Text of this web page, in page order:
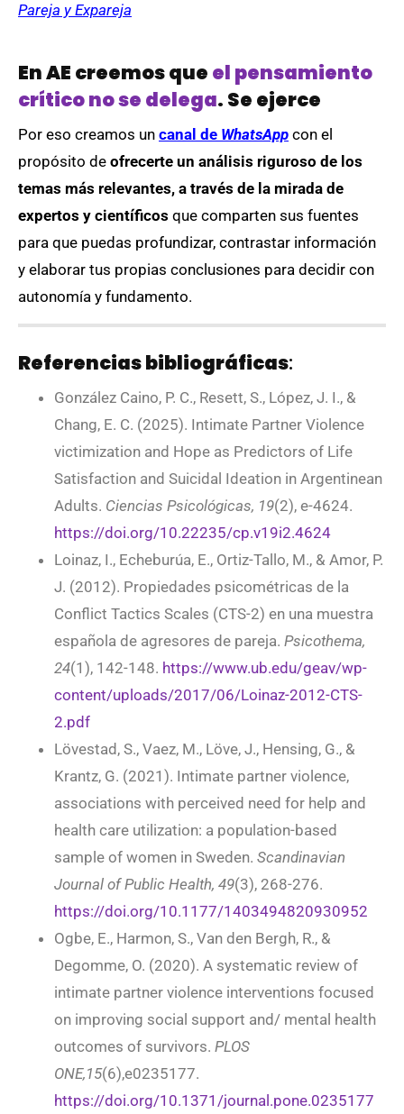
Pareja y Expareja
En AE creemos que el pensamiento
crítico no se delega. Se ejerce
Por eso creamos un canal de WhatsApp con el
propósito de ofrecerte un análisis riguroso de los
temas más relevantes, a través de la mirada de
expertos y científicos que comparten sus fuentes
para que puedas profundizar, contrastar información
y elaborar tus propias conclusiones para decidir con
autonomía y fundamento.
Referencias bibliográficas:
González Caino, P. C., Resett, S., López, J. I., &
Chang, E. C. (2025). Intimate Partner Violence
victimization and Hope as Predictors of Life
Satisfaction and Suicidal Ideation in Argentinean
Adults. Ciencias Psicológicas, 19(2), e-4624.
https://doi.org/10.22235/cp.v19i2.4624
Loinaz, I., Echeburúa, E., Ortiz-Tallo, M., & Amor, P.
J. (2012). Propiedades psicométricas de la
Conflict Tactics Scales (CTS-2) en una muestra
española de agresores de pareja. Psicothema,
24(1), 142-148. https://www.ub.edu/geav/wp-
content/uploads/2017/06/Loinaz-2012-CTS-
2.pdf
Lövestad, S., Vaez, M., Löve, J., Hensing, G., &
Krantz, G. (2021). Intimate partner violence,
associations with perceived need for help and
health care utilization: a population-based
sample of women in Sweden. Scandinavian
Journal of Public Health, 49(3), 268-276.
https://doi.org/10.1177/1403494820930952
Ogbe, E., Harmon, S., Van den Bergh, R., &
Degomme, O. (2020). A systematic review of
intimate partner violence interventions focused
on improving social support and/ mental health
outcomes of survivors. PLOS
ONE,15(6),e0235177.
https://doi.org/10.1371/journal.pone.0235177